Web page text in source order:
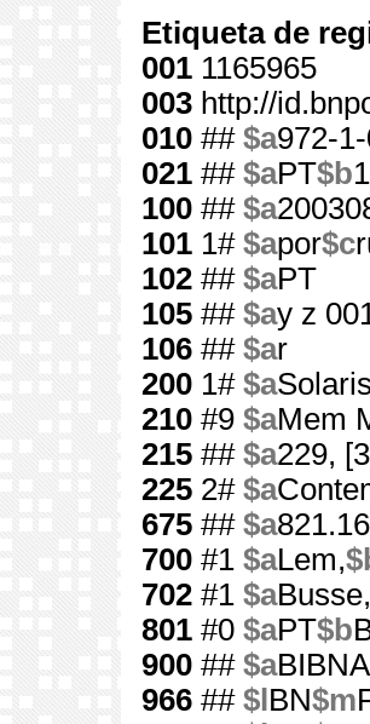
Etiqueta de
001 1165965
003 http://
010 ## $a972-
021 ## $aPT$b
100 ## $a
101 1# $apor$c
102 ## $aPT
105 ## $ay z
106 ## $ar
200 1# $aSolaris
210 #9 $aMem
215 ## $a229,
225 2# $a
675 ## $a
700 #1 $aLem,
702 #1 $aBusse,
801 #0 $aPT$b
900 ## $a
966 ## $l BN$m